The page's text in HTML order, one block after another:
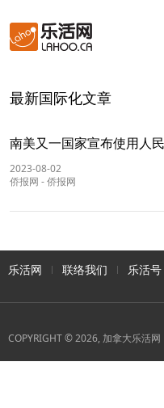
最新国际化文章
南美又一国家宣布使用人
2023-08-02
侨报网 -侨报网
乐活网 联络我们 乐活号
COPYRIGHT © 2026, 加拿大乐活网